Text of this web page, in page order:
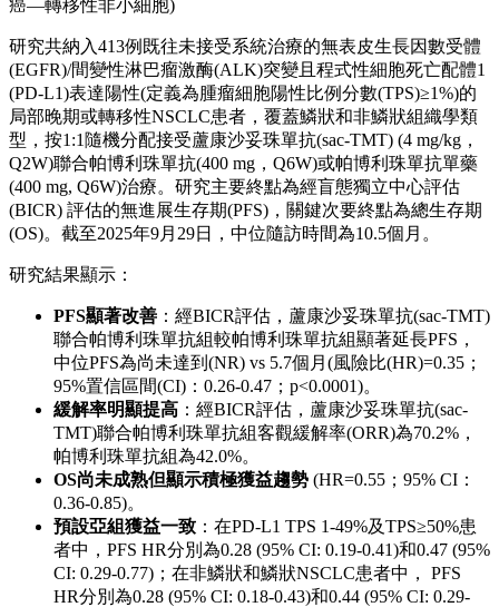
癌—轉移性非小細胞)
研究共納入413例既往未接受系統治療的無表皮生長因數受體
(EGFR)/間變性淋巴瘤激酶(ALK)突變且程式性細胞死亡配體1
(PD-L1)表達陽性(定義為腫瘤細胞陽性比例分數(TPS)≥1%)的
局部晚期或轉移性NSCLC患者，覆蓋鱗狀和非鱗狀組織學類
型，按1:1隨機分配接受蘆康沙妥珠單抗(sac-TMT) (4 mg/kg，
Q2W)聯合帕博利珠單抗(400 mg，Q6W)或帕博利珠單抗單藥
(400 mg, Q6W)治療。研究主要終點為經盲態獨立中心評估
(BICR) 評估的無進展生存期(PFS)，關鍵次要終點為總生存期
(OS)。截至2025年9月29日，中位隨訪時間為10.5個月。
研究結果顯示：
PFS顯著改善 ：經BICR評估，蘆康沙妥珠單抗(sac-TMT)
聯合帕博利珠單抗組較帕博利珠單抗組顯著延長PFS，
中位PFS為尚未達到(NR) vs 5.7個月(風險比(HR)=0.35；
95%置信區間(CI)：0.26-0.47；p<0.0001)。
緩解率明顯提高 ：經BICR評估，蘆康沙妥珠單抗(sac-
TMT)聯合帕博利珠單抗組客觀緩解率(ORR)為70.2%，
帕博利珠單抗組為42.0%。
OS尚未成熟但顯示積極獲益趨勢 (HR=0.55；95% CI：
0.36-0.85)。
預設亞組獲益一致 ：在PD-L1 TPS 1-49%及TPS≥50%患
者中，PFS HR分別為0.28 (95% CI: 0.19-0.41)和0.47 (95%
CI: 0.29-0.77)；在非鱗狀和鱗狀NSCLC患者中， PFS
HR分別為0.28 (95% CI: 0.18-0.43)和0.44 (95% CI: 0.29-